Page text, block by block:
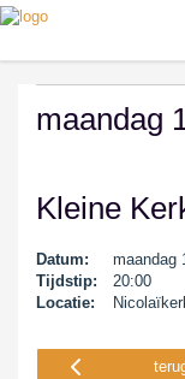
maandag
Kleine
Datum:
maandag
Tijdstip:
20:00
Locatie: